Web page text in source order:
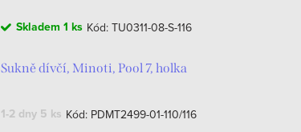
Skladem 1 ks Kód: TU0311-08-S-116
Sukně dívčí, Minoti, Pool 7, holka
1-2 dny 5 ks Kód: PDMT2499-01-110/116